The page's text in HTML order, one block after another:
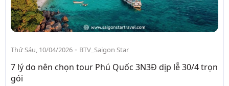
Thứ Sáu, 10/04/2026 - BTV_Saigon Star
7 lý do nên chọn tour Phú Quốc 3N3Đ dịp lễ 30/4 trọn
gói